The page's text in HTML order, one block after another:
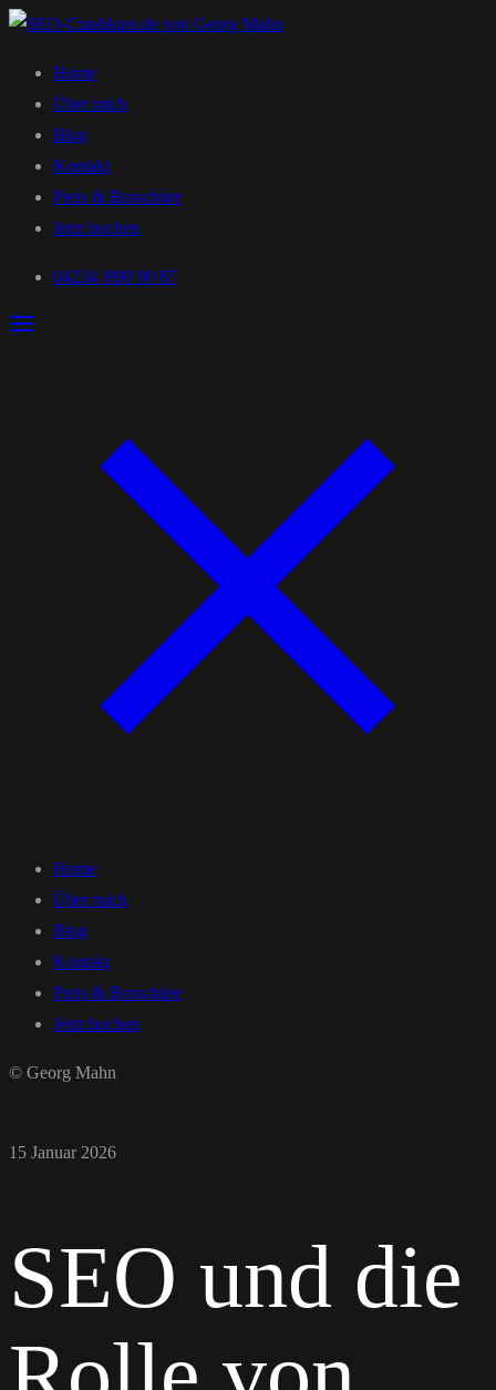
Home
Über mich
Blog
Kontakt
Preis & Broschüre
Jetzt buchen
04234 /890 90 87
Home
Über mich
Blog
Kontakt
Preis & Broschüre
Jetzt buchen
© Georg Mahn
15 Januar 2026
SEO und die